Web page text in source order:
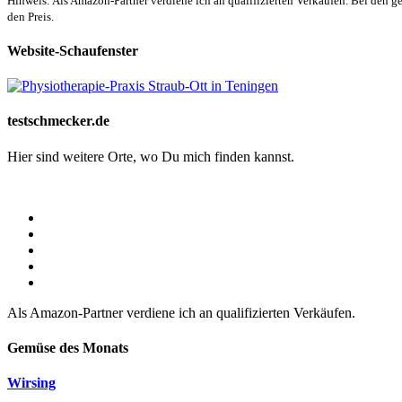
den Preis.
Website-Schaufenster
testschmecker.de
Hier sind weitere Orte, wo Du mich finden kannst.
Als Amazon-Partner verdiene ich an qualifizierten Verkäufen.
Gemüse des Monats
Wirsing